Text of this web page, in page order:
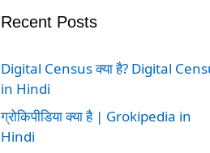
Recent Posts
Digital Census क्या है? Digital
in Hindi
ग्रोकिपीडिया क्या है | Grokipedia in
Hindi